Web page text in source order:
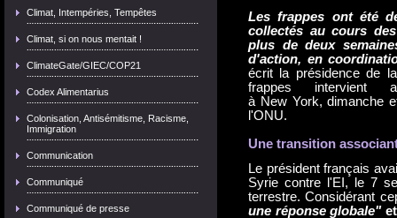
Climat, Intempéries, Tempêtes
Climat, si on nous mentait !
ClimateGate/GIEC/COP21
Codex Alimentarius
Colonisation, Antisémitisme, Racisme,
Immigration
Communication
Communiqué
Communiqué de presse
Les frappes ont été
collectés au cours
plus de deux
d'action, en
écrit la présidence de
frappes intervient
à New York, dimanche
l'ONU.
Une transition
Le président français
Syrie contre l'EI, le 7
terrestre. Considérant
une réponse globale"